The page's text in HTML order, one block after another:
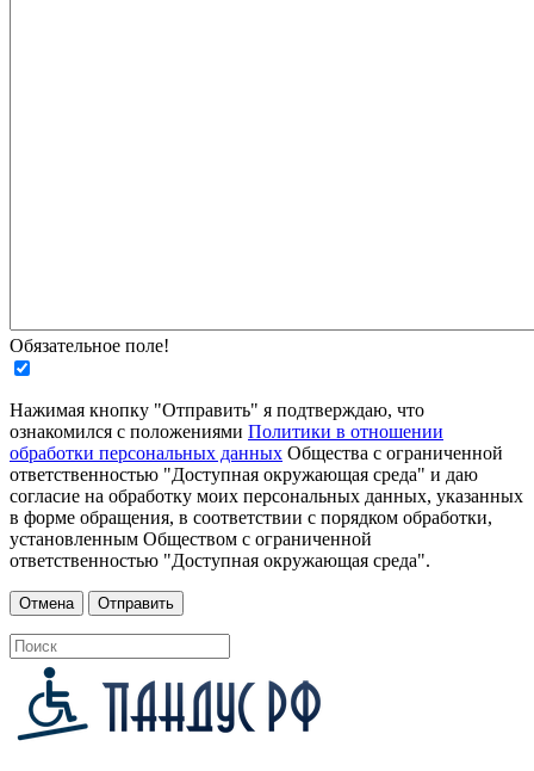
Обязательное поле!
Нажимая кнопку "Отправить" я подтверждаю, что
ознакомился с положениями Политики в отношении
обработки персональных данных Общества с ограниченной
ответственностью "Доступная окружающая среда" и даю
согласие на обработку моих персональных данных, указанных
в форме обращения, в соответствии с порядком обработки,
установленным Обществом с ограниченной
ответственностью "Доступная окружающая среда".